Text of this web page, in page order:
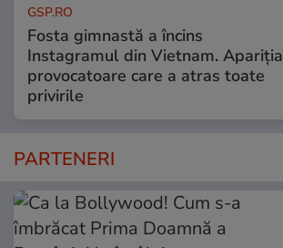
GSP.RO
Fosta gimnastă a încins
Instagramul din Vietnam. Apariția
provocatoare care a atras toate
privirile
PARTENERI